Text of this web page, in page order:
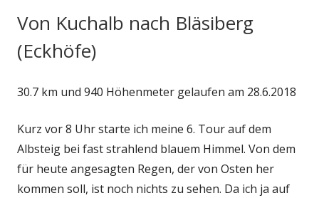
Von Kuchalb nach Bläsiberg
(Eckhöfe)
30.7 km und 940 Höhenmeter gelaufen am 28.6.2018
Kurz vor 8 Uhr starte ich meine 6. Tour auf dem
Albsteig bei fast strahlend blauem Himmel. Von dem
für heute angesagten Regen, der von Osten her
kommen soll, ist noch nichts zu sehen. Da ich ja auf